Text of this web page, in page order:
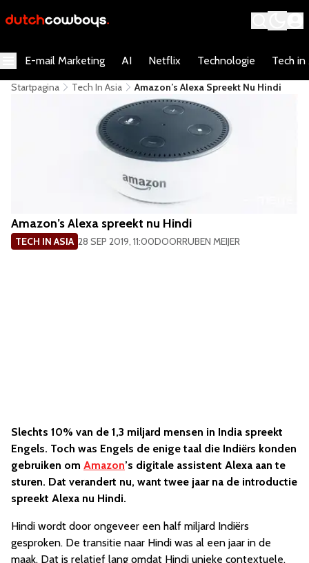
E-mail Marketing AI Netflix Technologie Tech in
Startpagina Tech In Asia Amazon’s Alexa Spreekt Nu Hindi
Amazon’s Alexa spreekt nu Hindi
TECH IN ASIA 28 SEP 2019, 11:00DOORRUBEN MEIJER
Slechts 10% van de 1,3 miljard mensen in India spreekt
Engels. Toch was Engels de enige taal die Indiërs konden
gebruiken om Amazon’s digitale assistent Alexa aan te
sturen. Dat verandert nu, want twee jaar na de introductie
spreekt Alexa nu Hindi.
Hindi wordt door ongeveer een half miljard Indiërs
gesproken. De transitie naar Hindi was al een jaar in de
maak. Dat is relatief lang omdat Hindi unieke contextuele,